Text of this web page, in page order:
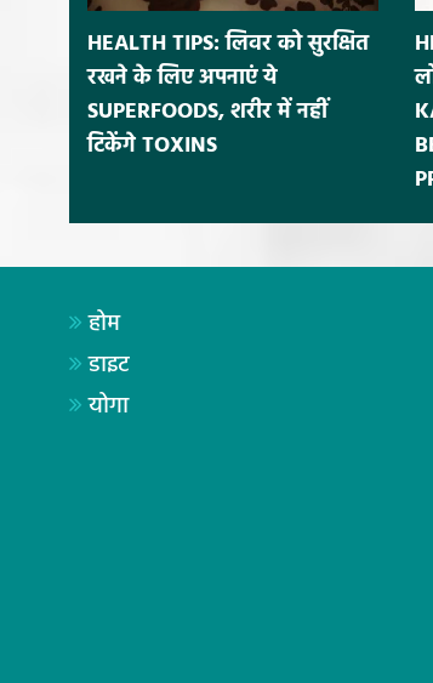
HEALTH TIPS: लिवर को सुरक्षित
रखने के लिए अपनाएं ये
SUPERFOODS, शरीर में नहीं
टिकेंगे TOXINS
होम
डाइट
योगा